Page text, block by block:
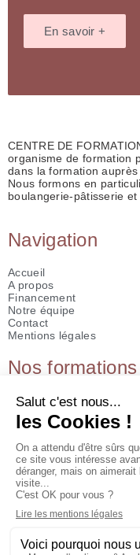
En savoir +
CENTRE DE
organisme de formation
dans la formation
Nous formons en
boulangerie-pâtisserie
Navigation
Accueil
A propos
Financement
Notre équipe
Contact
Mentions légales
Nos formations
Formation à l'hygiène
Formation aux risques
Formation aux
Techniques de
Techniques de
Techniques de snacking
Contact
54 Rue Paul Verlaine,